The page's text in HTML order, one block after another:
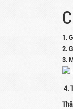
1.
2.
3.
4.